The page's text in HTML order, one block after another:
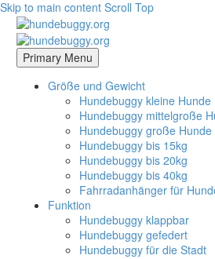
Skip to main content Scroll Top
Primary Menu
Größe und Gewicht
Hundebuggy kleine Hunde
Hundebuggy mittelgroße
Hundebuggy große Hunde
Hundebuggy bis 15kg
Hundebuggy bis 20kg
Hundebuggy bis 40kg
Fahrradanhänger für
Funktion
Hundebuggy klappbar
Hundebuggy gefedert
Hundebuggy für die Stadt